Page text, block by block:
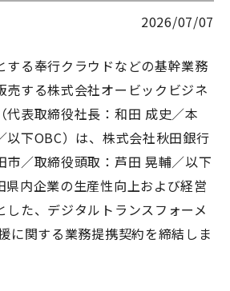
2026/07/07
する奉行クラウドなどの基幹業務
売する株式会社オービックビジネ
代表取締役社長：和田 成史／本
以下OBC）は、株式会社秋田銀行
市／取締役頭取：芦田 晃輔／以下
県内企業の生産性向上および経営
した、デジタルトランスフォーメ
に関する業務提携契約を締結しま